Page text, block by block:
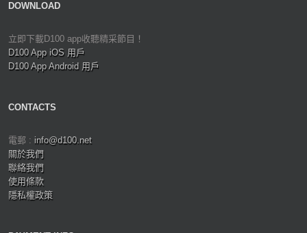
DOWNLOAD
立即下載D100 app收聽精采節目！
D100 App iOS 用戶
D100 App Android 用戶
CONTACTS
電郵 : info@d100.net
關於我們
聯絡我們
使用條款
隱私權政策